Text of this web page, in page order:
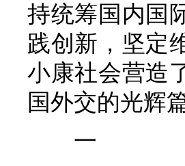
持统筹国内国
践创新，坚定
小康社会营造
国外交的光辉
一